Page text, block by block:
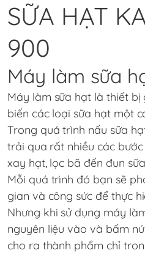
SỮA HẠT
900
Máy làm sữa
Máy làm sữa hạt là thiết bị
biến các loại sữa hạt một
Trong quá trình nấu sữa
trải qua rất nhiều các
xay hạt, lọc bã đến đun
Mỗi quá trình đó bạn sẽ
gian và công sức để thực
Nhưng khi sử dụng máy
nguyên liệu vào và bấm
cho ra thành phẩm chỉ